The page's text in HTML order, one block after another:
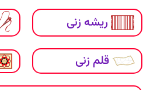
ریشه زنی
قلم زنی